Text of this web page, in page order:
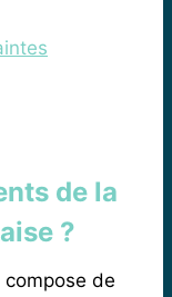
de la
?
de